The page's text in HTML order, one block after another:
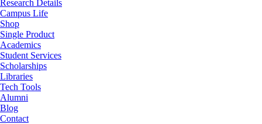
Research Details
Campus Life
Shop
Single Product
Academics
Student Services
Scholarships
Libraries
Tech Tools
Alumni
Blog
Contact